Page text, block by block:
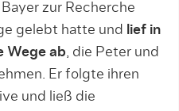
zur Recherche
gelebt hatte und
lief in
Wege ab, die Peter und
Er folgte ihren
und ließ die